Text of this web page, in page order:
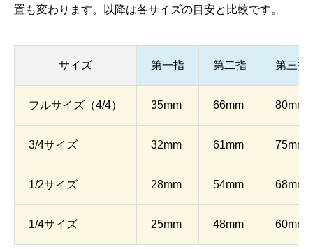
置も変わります。以降は各サイズの目安と比較です。
サイズ 第一指 第二指 第三指
フルサイズ（4/4） 35mm 66mm 80mm
3/4サイズ 32mm 61mm 75mm
1/2サイズ 28mm 54mm 68mm
1/4サイズ 25mm 48mm 60mm